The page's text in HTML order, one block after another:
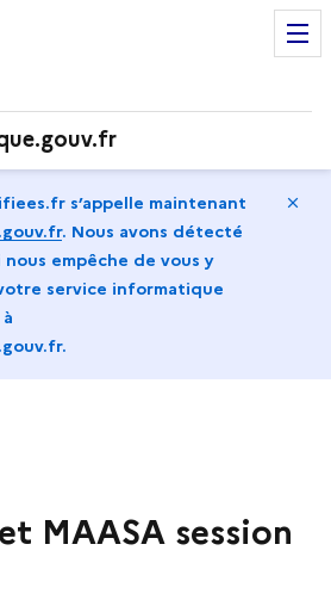
s’appelle maintenant
. Nous avons détecté
empêche de vous y
service informatique
MAASA session